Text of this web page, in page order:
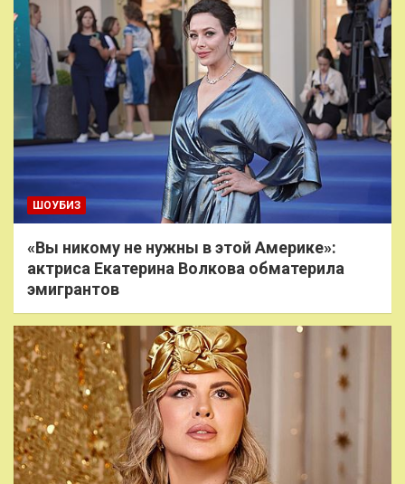
ШОУБИЗ
«Вы никому не нужны в этой Америке»:
актриса Екатерина Волкова обматерила
эмигрантов